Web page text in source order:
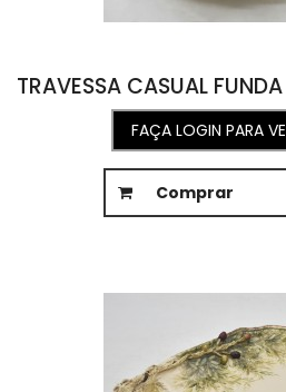
FAÇA LOGIN PARA
Comprar